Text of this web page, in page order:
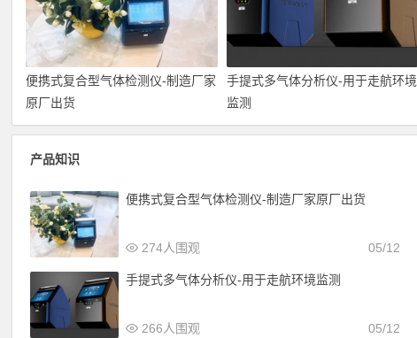
便携式复合型气体检测仪-制造厂家
原厂出货
手提式多气体分析仪-用于走航环境
监测
产品知识
便携式复合型气体检测仪-制造厂家原厂出货
05/12
274人围观
手提式多气体分析仪-用于走航环境监测
05/12
266人围观